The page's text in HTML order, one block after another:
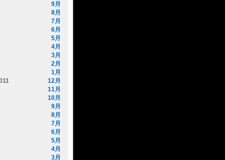
9月
8月
7月
6月
5月
4月
3月
2月
1月
12月
11月
10月
9月
8月
7月
6月
5月
4月
3月